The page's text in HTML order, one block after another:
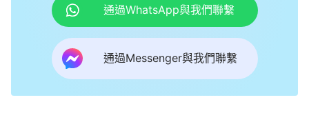
來，我想，所寫的書就是世界也容不下了。』這就證
裏，所以説，『聖經以外再也没有神的作工、説話
了』這不符合事實。弟兄姊妹，我們還應知道，無論
是舊約還是新約都是在神作完一步工作之後由人記載
通過WhatsApp與我們聯繫
通過Messenger與我們聯繫